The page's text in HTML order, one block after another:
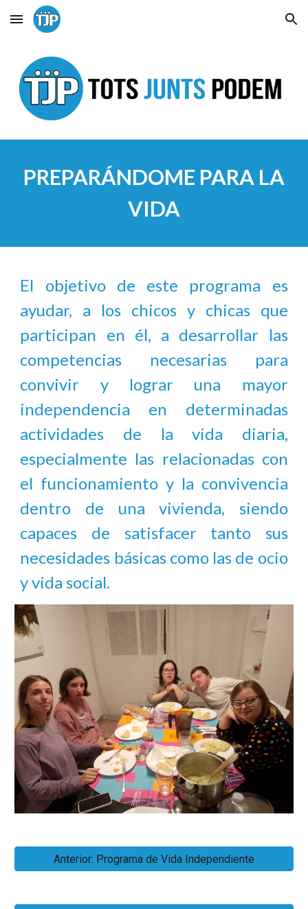
Skip to main content Skip to navigation
PREPARÁNDOME PARA LA
VIDA
El objetivo de este programa es
ayudar, a los chicos y chicas que
participan en él, a desarrollar las
competencias necesarias para
convivir y lograr una mayor
independencia en determinadas
actividades de la vida diaria,
especialmente las relacionadas con
el funcionamiento y la convivencia
dentro de una vivienda, siendo
capaces de satisfacer tanto sus
necesidades básicas como las de ocio
y vida social.
Anterior: Programa de Vida Independiente